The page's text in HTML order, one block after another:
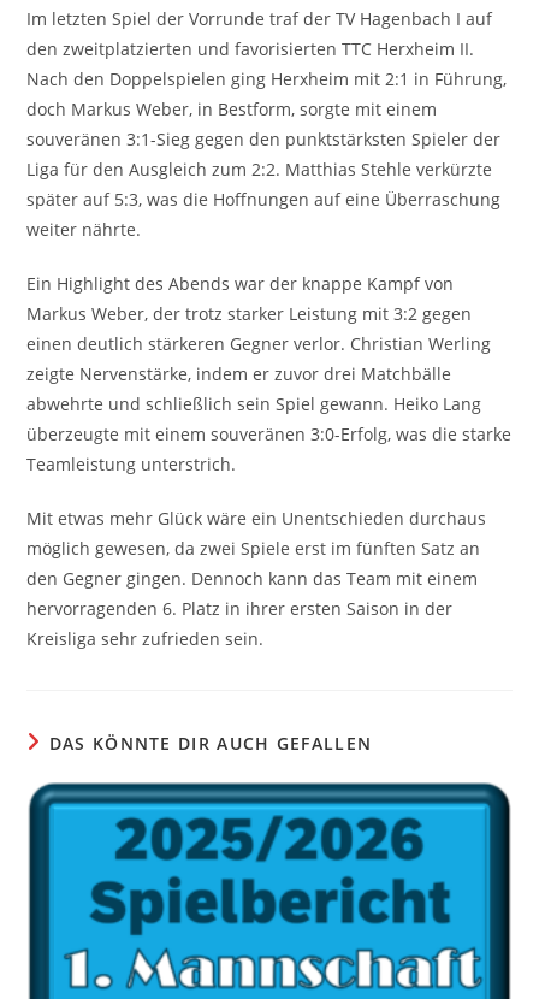
Im letzten Spiel der Vorrunde traf der TV Hagenbach I auf
den zweitplatzierten und favorisierten TTC Herxheim II.
Nach den Doppelspielen ging Herxheim mit 2:1 in Führung,
doch Markus Weber, in Bestform, sorgte mit einem
souveränen 3:1-Sieg gegen den punktstärksten Spieler der
Liga für den Ausgleich zum 2:2. Matthias Stehle verkürzte
später auf 5:3, was die Hoffnungen auf eine Überraschung
weiter nährte.
Ein Highlight des Abends war der knappe Kampf von
Markus Weber, der trotz starker Leistung mit 3:2 gegen
einen deutlich stärkeren Gegner verlor. Christian Werling
zeigte Nervenstärke, indem er zuvor drei Matchbälle
abwehrte und schließlich sein Spiel gewann. Heiko Lang
überzeugte mit einem souveränen 3:0-Erfolg, was die starke
Teamleistung unterstrich.
Mit etwas mehr Glück wäre ein Unentschieden durchaus
möglich gewesen, da zwei Spiele erst im fünften Satz an
den Gegner gingen. Dennoch kann das Team mit einem
hervorragenden 6. Platz in ihrer ersten Saison in der
Kreisliga sehr zufrieden sein.
DAS KÖNNTE DIR AUCH GEFALLEN